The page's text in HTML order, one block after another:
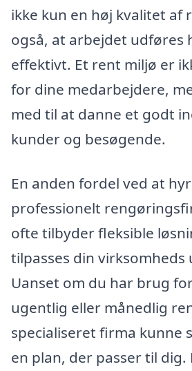
ikke kun en høj kvalitet af
også, at arbejdet udføres
effektivt. Et rent miljø er
for dine medarbejdere,
med til at danne et godt
kunder og besøgende.
En anden fordel ved at
professionelt
ofte tilbyder fleksible
tilpasses din virksomheds
Uanset om du har brug
ugentlig eller månedlig
specialiseret firma kunne
en plan, der passer til